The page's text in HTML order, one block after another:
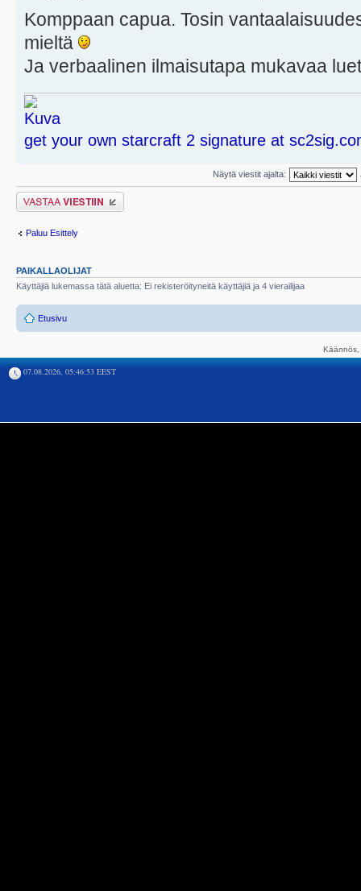
Komppaan capua. Tosin
mieltä
Ja verbaalinen ilmaisutapa mukavaa
get your own starcraft 2 signature at
Näytä viestit ajalta:
Lähetä vastaus
Paluu Esittely
PAIKALLAOLIJAT
Käyttäjiä lukemassa tätä aluetta: Ei rekisteröityneitä käyttäjiä ja 4 vierailijaa
Etusivu
07.08.2026, 05:46:53 EEST